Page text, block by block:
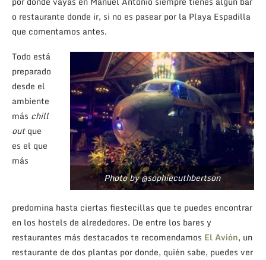
o restaurante donde ir, si no es pasear por la Playa Espadilla
que comentamos antes.
Photo by @sophiecuthbertson
Todo está
preparado
desde el
ambiente
más chill
outque
es el que
más
predomina hasta ciertas fiestecillas que te puedes encontrar
en los hostels de alrededores. De entre los bares y
restaurantes más destacados te recomendamos El Avión, un
restaurante de dos plantas por donde, quién sabe, puedes ver